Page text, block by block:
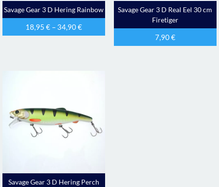
Savage Gear 3 D Hering Rainbow
18,95€ – 34,90€
Savage Gear 3 D Real Eel 30 cm
Firetiger
7,90€
Savage Gear 3 D Hering Perch